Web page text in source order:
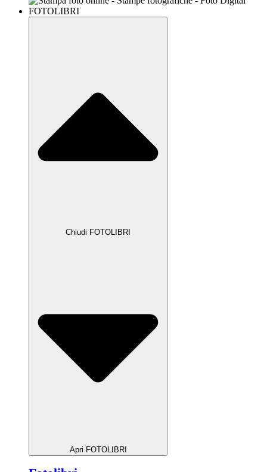
FOTOLIBRI
Chiudi FOTOLIBRI
Apri FOTOLIBRI